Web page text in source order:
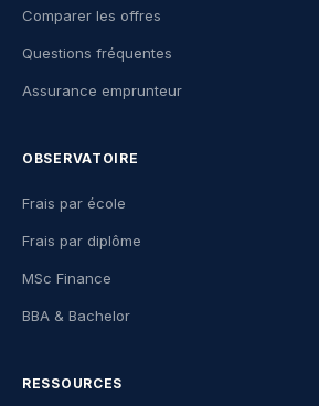
Comparer les offres
Questions fréquentes
Assurance emprunteur
OBSERVATOIRE
Frais par école
Frais par diplôme
MSc Finance
BBA & Bachelor
RESSOURCES